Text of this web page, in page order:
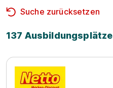
Suche zurücksetzen
137 Ausbildungsplätze